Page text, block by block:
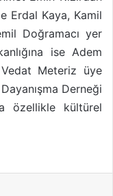
Erdal Kaya, Kamil
Doğramacı yer
ise Adem
Meteriz üye
Derneği
özellikle kültürel